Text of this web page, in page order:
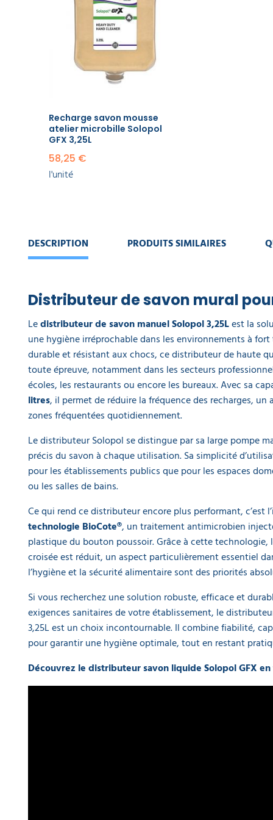
PROTECTION
ÉCOLOGIQUE
GFX 3,25L
Recharge savon mousse
atelier microbille Solopol
GFX 3,25L
58,25 €
l'unité
DESCRIPTION PRODUITS SIMILAIRES
Distributeur de savon mural
Ledistributeur de savon manuel Solopol 3,25Lest la
une hygiène irréprochable dans les environnements à
durable et résistant aux chocs, ce distributeur de haute
toute épreuve, notamment dans les secteurs
écoles, les restaurants ou encore les bureaux. Avec sa
litres, il permet de réduire la fréquence des recharges, un
zones fréquentées quotidiennement.
Le distributeur Solopol se distingue par sa large pompe
précis du savon à chaque utilisation. Sa simplicité
pour les établissements publics que pour les espaces
ou les salles de bains.
Ce qui rend ce distributeur encore plus performant, c’est
technologie BioCote®, un traitement antimicrobien
plastique du bouton poussoir. Grâce à cette
croisée est réduit, un aspect particulièrement essentiel
l’hygiène et la sécurité alimentaire sont des priorités
Si vous recherchez une solution robuste, efficace et
exigences sanitaires de votre établissement, le
3,25L est un choix incontournable. Il combine fiabilité,
pour garantir une hygiène optimale, tout en restant
Découvrez le distributeur savon liquide Solopol GFX